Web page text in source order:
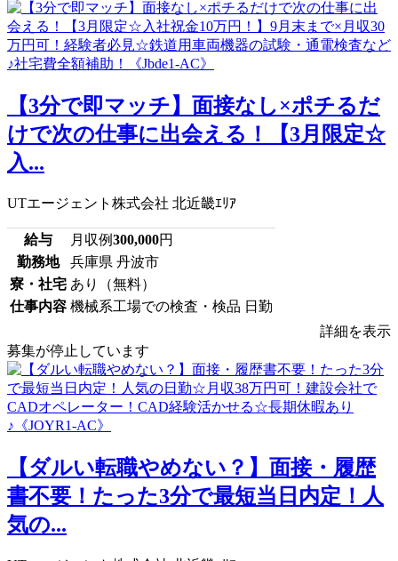
【3分で即マッチ】面接なし×ポチるだ
けで次の仕事に出会える！【3月限定☆
入...
UTエージェント株式会社 北近畿ｴﾘｱ
給与 月収例300,000円
勤務地
兵庫県 丹波市
寮・社宅 あり（無料）
仕事内容 機械系工場での検査・検品 日勤
詳細を表示
募集が停止しています
【ダルい転職やめない？】面接・履歴
書不要！たった3分で最短当日内定！人
気の...